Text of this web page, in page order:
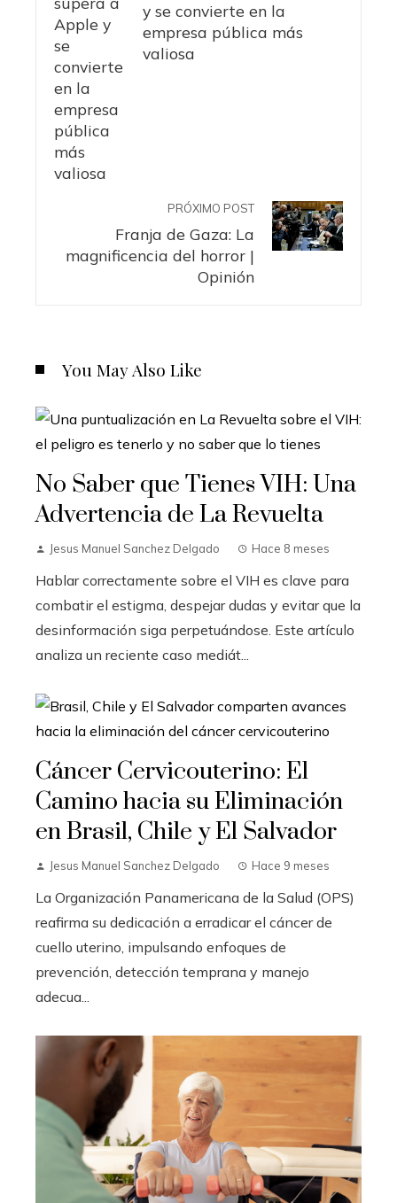
y se convierte en la
empresa pública más
valiosa
PRÓXIMO POST
Franja de Gaza: La
magnificencia del horror |
Opinión
You May Also Like
No Saber que Tienes VIH: Una
Advertencia de La Revuelta
Jesus Manuel Sanchez Delgado Hace 8 meses
Hablar correctamente sobre el VIH es clave para
combatir el estigma, despejar dudas y evitar que la
desinformación siga perpetuándose. Este artículo
analiza un reciente caso mediát...
Cáncer Cervicouterino: El
Camino hacia su Eliminación
en Brasil, Chile y El Salvador
Jesus Manuel Sanchez Delgado Hace 9 meses
La Organización Panamericana de la Salud (OPS)
reafirma su dedicación a erradicar el cáncer de
cuello uterino, impulsando enfoques de
prevención, detección temprana y manejo
adecua...